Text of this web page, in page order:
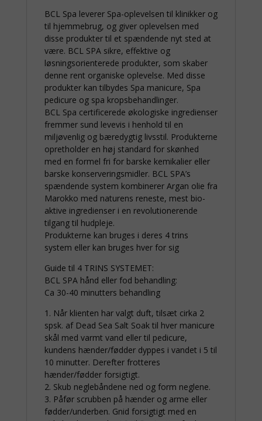
BCL Spa leverer Spa-oplevelsen til klinikker og
til hjemmebrug, og giver oplevelsen med
disse produkter til et spændende nyt sted at
være. BCL SPA sikre, effektive og
løsningsorienterede produkter, som skaber
denne rent organiske oplevelse. Med disse
produkter kan tilbydes Spa manicure, Spa
pedicure og spa kropsbehandlinger.
BCL Spa certificerede økologiske ingredienser
fremmer sund levevis i henhold til en
miljøvenlig og bæredygtig livsstil. Produkterne
opretholder en høj standard for skønhed
med en formel fri for barske kemikalier eller
barske konserveringsmidler. BCL SPA’s
spændende system kombinerer Argan olie fra
Marokko med naturens reneste, mest bio-
aktive ingredienser i en revolutionerende
tilgang til hudpleje.
Produkterne kan bruges i deres 4 trins
system eller kan bruges hver for sig
Guide til 4 TRINS SYSTEMET:
BCL SPA hånd eller fod behandling:
Ca 30-40 minutters behandling
1. Når klienten har valgt duft, tilsæt cirka 2
spsk. af Dead Sea Salt Soak til hver manicure
skål med varmt vand eller til pedicure,
kundens hænder/fødder dyppes i vandet i 5 til
10 minutter. Derefter frotteres
hænder/fødder forsigtigt.
2. Skub neglebåndene ned og form neglene.
3. Påfør scrubben på hænder og arme eller
fødder/underben. Gnid forsigtigt med en